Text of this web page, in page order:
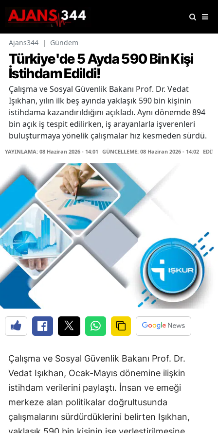
Ajans344 | Gündem
Türkiye'de 5 Ayda 590 Bin Kişi
İstihdam Edildi!
Çalışma ve Sosyal Güvenlik Bakanı Prof. Dr. Vedat
Işıkhan, yılın ilk beş ayında yaklaşık 590 bin kişinin
istihdama kazandırıldığını açıkladı. Aynı dönemde 894
bin açık iş tespit edilirken, iş arayanlarla işverenleri
buluşturmaya yönelik çalışmalar hız kesmeden sürdü.
YAYINLAMA: 08 Haziran 2026 - 14:01 GÜNCELLEME: 08 Haziran 2026 - 14:02
Çalışma ve Sosyal Güvenlik Bakanı Prof. Dr.
Vedat Işıkhan, Ocak-Mayıs dönemine ilişkin
istihdam verilerini paylaştı. İnsan ve emeği
merkeze alan politikalar doğrultusunda
çalışmalarını sürdürdüklerini belirten Işıkhan,